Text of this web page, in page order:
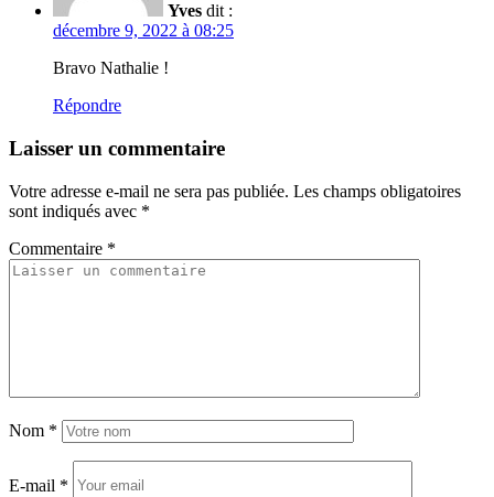
Yves dit :
décembre 9, 2022 à 08:25
Bravo Nathalie !
Répondre
Laisser un commentaire
Votre adresse e-mail ne sera pas publiée. Les champs obligatoires
sont indiqués avec *
Commentaire *
Nom *
E-mail *